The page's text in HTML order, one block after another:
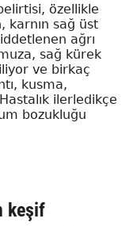
özellikle
karnın sağ üst
ağrı
sağ kürek
ve birkaç
kusma,
ilerledikçe
bozukluğu
keşif